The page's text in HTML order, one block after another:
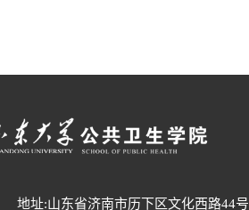
地址:山东省济南市历下区文化西路44号